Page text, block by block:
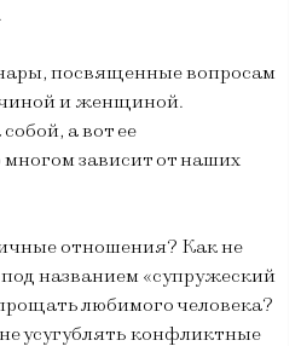
посвященные вопросам
и женщиной.
а вот ее
зависит от наших
отношения? Как не
названием «супружеский
любимого человека?
усугублять конфликтные